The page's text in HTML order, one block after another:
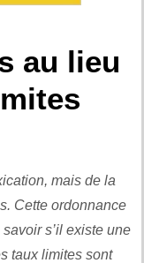
au lieu
mais de la
Cette ordonnance
s’il existe une
taux limites sont